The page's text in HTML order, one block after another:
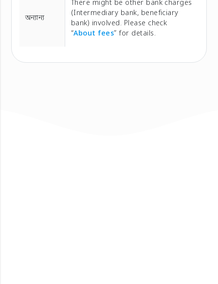
অন্যান্য
There might be other bank charges
(Intermediary bank, beneficiary
bank) involved. Please check
“About fees” for details.